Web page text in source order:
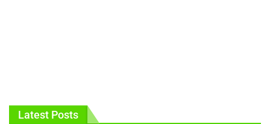
Latest Posts